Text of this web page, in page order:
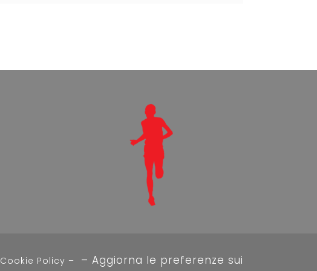
Cookie Policy – – Aggiorna le preferenze sui